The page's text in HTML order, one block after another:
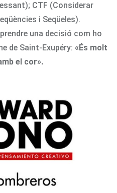
CTF (Considerar
i Seqüeles).
una decisió com ho
de Saint-Exupéry: «És molt
el cor».